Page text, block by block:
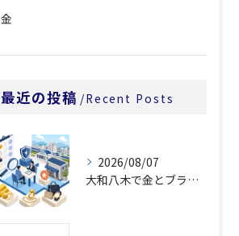
金
最近の投稿 Recent Posts
2026/08/07
大和八木で金とブランド品買取を相談する前に